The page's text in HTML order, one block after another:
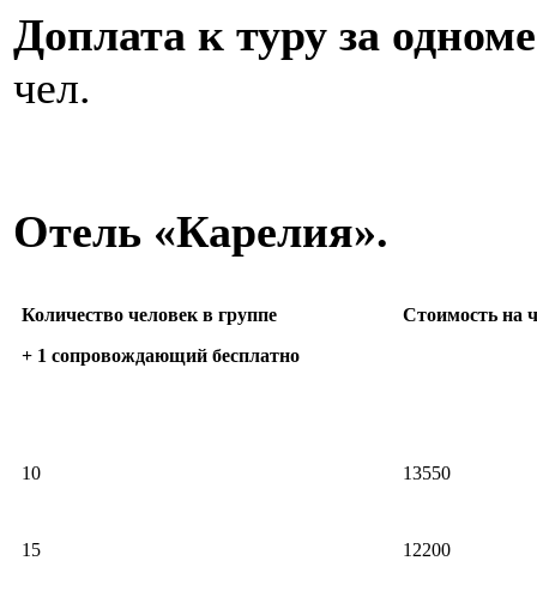
Доплата к туру за
чел.
Отель «Карелия».
Количество человек в группе
+ 1 сопровождающий бесплатно
Стоимость на
10 13550
15 12200